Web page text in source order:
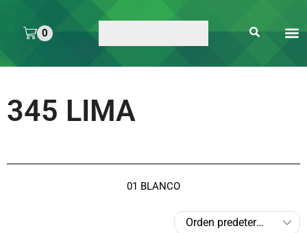
0
345 LIMA
01 BLANCO